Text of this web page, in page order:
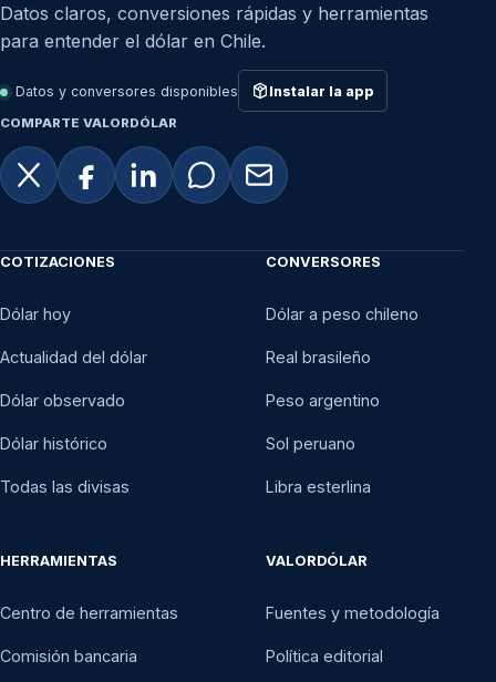
Datos claros, conversiones rápidas y herramientas
para entender el dólar en Chile.
Datos y conversores disponibles Instalar la app
COMPARTE VALORDÓLAR
COTIZACIONES
Dólar hoy
Actualidad del dólar
Dólar observado
Dólar histórico
Todas las divisas
CONVERSORES
Dólar a peso chileno
Real brasileño
Peso argentino
Sol peruano
Libra esterlina
HERRAMIENTAS
Centro de herramientas
Comisión bancaria
VALORDÓLAR
Fuentes y metodología
Política editorial